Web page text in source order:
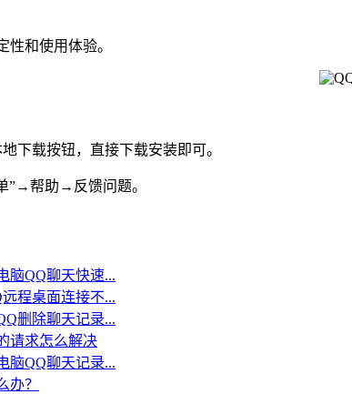
和使用体验。
载按钮，直接下载安装即可。
帮助→反馈问题。
脑QQ聊天快速...
程桌面连接不...
删除聊天记录...
请求怎么解决
脑QQ聊天记录...
办？